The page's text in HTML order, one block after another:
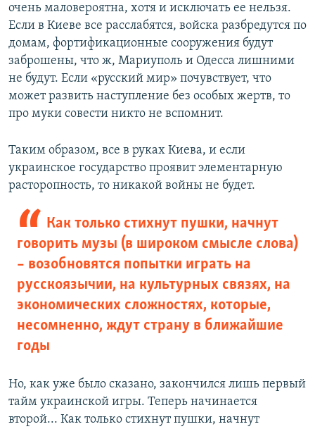
очень маловероятна, хотя и исключать ее нельзя.
Если в Киеве все расслабятся, войска разбредутся по
домам, фортификационные сооружения будут
заброшены, что ж, Мариуполь и Одесса лишними
не будут. Если «русский мир» почувствует, что
может развить наступление без особых жертв, то
про муки совести никто не вспомнит.
Таким образом, все в руках Киева, и если
украинское государство проявит элементарную
расторопность, то никакой войны не будет.
Как только стихнут пушки, начнут
говорить музы (в широком смысле слова)
– возобновятся попытки играть на
русскоязычии, на культурных связях, на
экономических сложностях, которые,
несомненно, ждут страну в ближайшие
годы
Но, как уже было сказано, закончился лишь первый
тайм украинской игры. Теперь начинается
второй... Как только стихнут пушки, начнут